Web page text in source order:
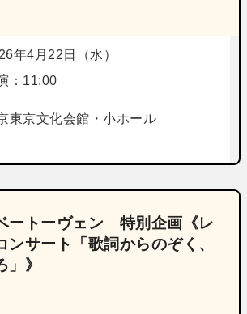
年4月22日（水）
：11:00
東京文化会館・小ホール
ートーヴェン 特別企画《レ
ンサート「歌詞からのぞく、
》